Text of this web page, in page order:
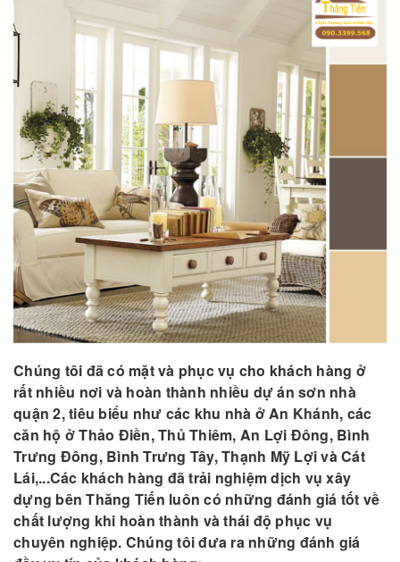
Chúng tôi đã có mặt và phục vụ cho khách hàng ở
rất nhiều nơi và hoàn thành nhiều dự án sơn nhà
quận 2, tiêu biểu như các khu nhà ở An Khánh, các
căn hộ ở Thảo Điền, Thủ Thiêm, An Lợi Đông, Bình
Trưng Đông, Bình Trưng Tây, Thạnh Mỹ Lợi và Cát
Lái,...Các khách hàng đã trải nghiệm dịch vụ xây
dựng bên Thăng Tiến luôn có những đánh giá tốt về
chất lượng khi hoàn thành và thái độ phục vụ
chuyên nghiệp. Chúng tôi đưa ra những đánh giá